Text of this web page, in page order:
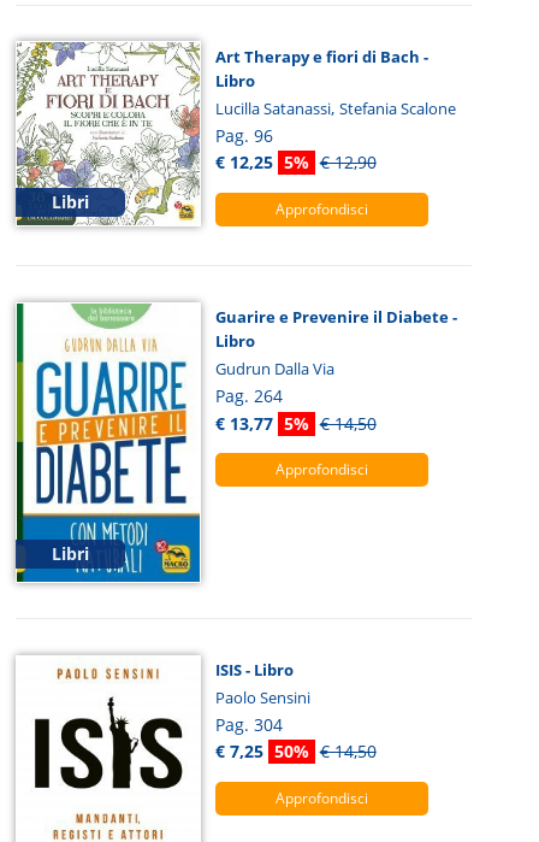
Libri
Art Therapy e fiori di Bach -
Libro
Lucilla Satanassi, Stefania Scalone
Pag. 96
€ 12,25 5% € 12,90
Approfondisci
Libri
Guarire e Prevenire il Diabete -
Libro
Gudrun Dalla Via
Pag. 264
€ 13,77 5% € 14,50
Approfondisci
ISIS - Libro
Paolo Sensini
Pag. 304
€ 7,25 50% € 14,50
Approfondisci